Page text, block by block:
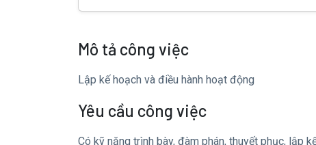
Mô tả công việc
Lập kế hoạch và điều hành hoạt động
Yêu cầu công việc
Có kỹ năng trình bày, đàm phán, thuyết phục, lập